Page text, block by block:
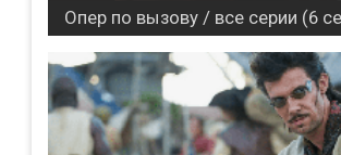
Опер по вызову / все серии (6